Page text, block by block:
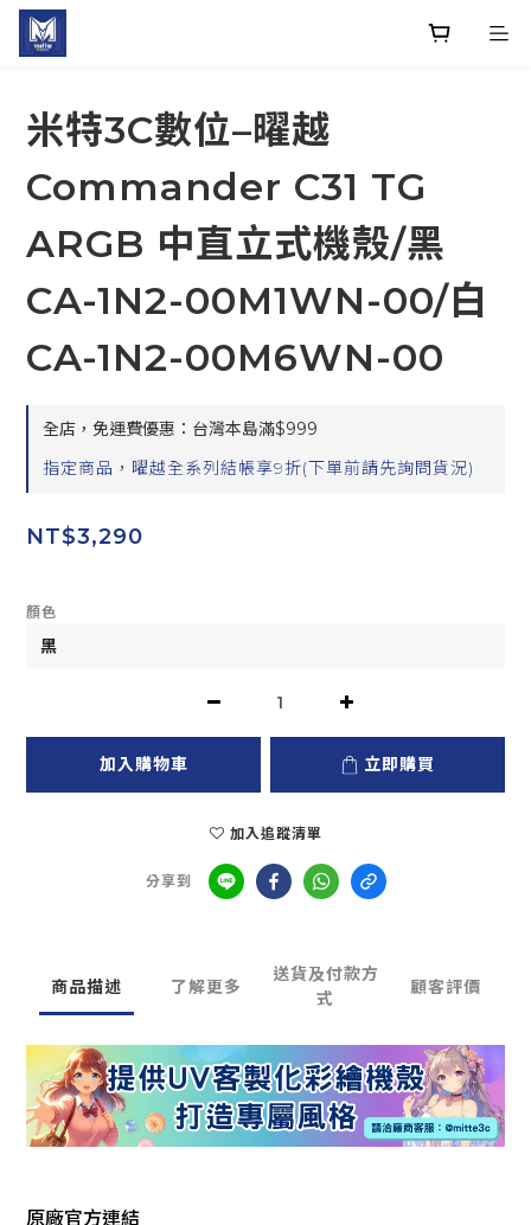
米特3C數位–曜越
Commander C31 TG
ARGB 中直立式機殼/黑
CA-1N2-00M1WN-00/白
CA-1N2-00M6WN-00
全店，免運費優惠：台灣本島滿$999
指定商品，曜越全系列結帳享9折(下單前請先詢問貨況)
NT$3,290
顏色
加入購物車 立即購買
加入追蹤清單
分享到
商品描述 了解更多
送貨及付款方
式
顧客評價
原廠官方連結